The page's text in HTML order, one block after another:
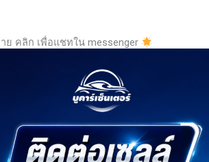
ย คลิก เพื่อแชทใน messenger